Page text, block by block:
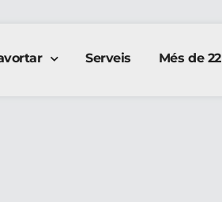
Serveis Més de 22